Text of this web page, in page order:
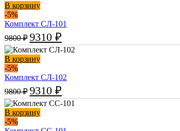
В корзину
-5%
Комплект СЛ-101
9800₽
Первоначальная
цена
составляла
9800 ₽.
9310 ₽цена:
9310 ₽.
В корзину
-5%
Комплект СЛ-102
9800₽
Первоначальная
цена
составляла
9800 ₽.
9310 ₽цена:
9310 ₽.
В корзину
-5%